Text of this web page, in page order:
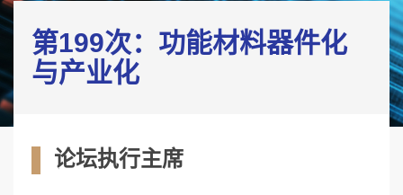
第199次：功能材料器件化
与产业化
论坛执行主席